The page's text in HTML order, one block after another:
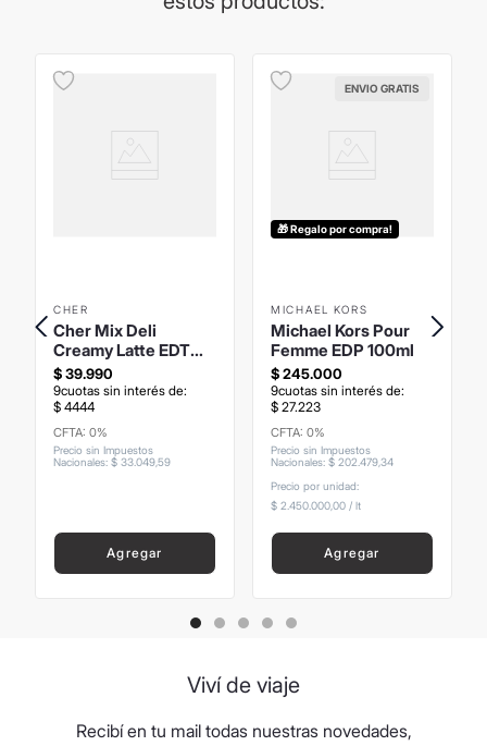
CHER
Cher Mix Deli
Creamy Latte EDT
75ml
$39.990
9cuotas sin interés de:
$ 4444
CFTA: 0%
Precio sin Impuestos
Nacionales: $ 3304959
Agregar
ENVIO GRATIS
🎁 Regalo por compra!
MICHAEL KORS
Michael Kors Pour
Femme EDP 100ml
$245.000
9cuotas sin interés de:
$ 27.223
CFTA: 0%
Precio sin Impuestos
Nacionales: $ 202 47934
Precio por unidad:
$ 2.450.000,00 / lt
Agregar
Viví de viaje
Recibí en tu mail todas nuestras novedades,